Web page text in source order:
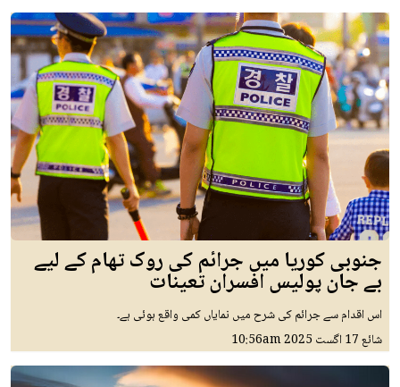
جنوبی کوریا میں جرائم کی روک تھام کے لیے
بے جان پولیس افسران تعینات
اس اقدام سے جرائم کی شرح میں نمایاں کمی واقع ہوئی ہے۔
شائع17 اگست 2025 10:56am